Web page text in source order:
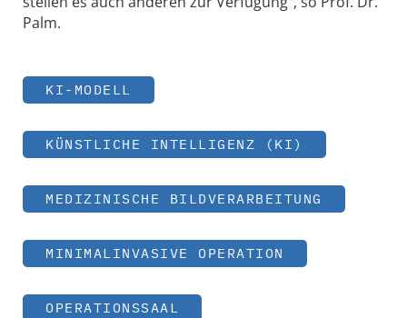
Palm.
KI-MODELL
KÜNSTLICHE INTELLIGENZ (KI)
MEDIZINISCHE BILDVERARBEITUNG
MINIMALINVASIVE OPERATION
OPERATIONSSAAL